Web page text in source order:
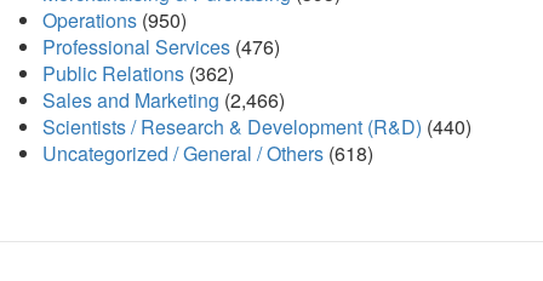
Operations (950)
Professional Services (476)
Public Relations (362)
Sales and Marketing (2,466)
Scientists / Research & Development (R&D) (440)
Uncategorized / General / Others (618)